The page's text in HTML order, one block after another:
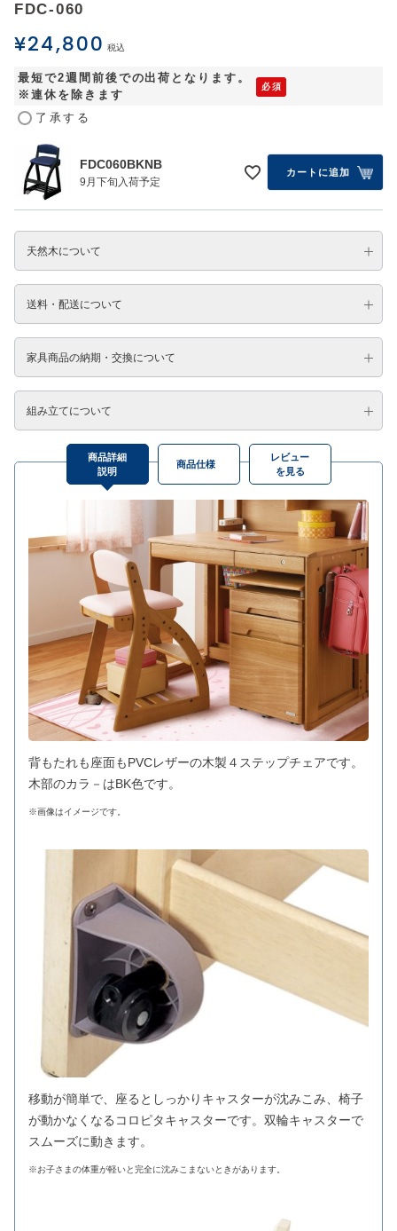
FDC-060
¥24,800 税込
最短で2週間前後での出荷となります。
※連休を除きます
了承する
FDC060BKNB
9月下旬入荷予定
カートに追加
天然木について
送料・配送について
家具商品の納期・交換について
組み立てについて
商品詳細
説明
背もたれも座面もPVCレザーの木製４ステップチェアです。
木部のカラ－はBK色です。
※画像はイメージです。
移動が簡単で、座るとしっかりキャスターが沈みこみ、椅子
が動かなくなるコロピタキャスターです。双輪キャスターで
スムーズに動きます。
※お子さまの体重が軽いと完全に沈みこまないときがあります。
商品仕様
レビュー
を見る